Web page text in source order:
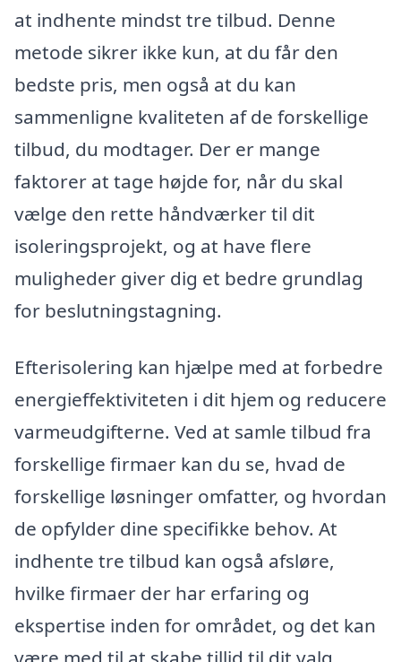
at indhente mindst tre tilbud. Denne
metode sikrer ikke kun, at du får den
bedste pris, men også at du kan
sammenligne kvaliteten af de forskellige
tilbud, du modtager. Der er mange
faktorer at tage højde for, når du skal
vælge den rette håndværker til dit
isoleringsprojekt, og at have flere
muligheder giver dig et bedre grundlag
for beslutningstagning.
Efterisolering kan hjælpe med at forbedre
energieffektiviteten i dit hjem og reducere
varmeudgifterne. Ved at samle tilbud fra
forskellige firmaer kan du se, hvad de
forskellige løsninger omfatter, og hvordan
de opfylder dine specifikke behov. At
indhente tre tilbud kan også afsløre,
hvilke firmaer der har erfaring og
ekspertise inden for området, og det kan